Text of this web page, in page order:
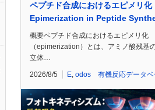
ペプチド合成におけるエピメリ化
Epimerization in Peptide
概要ペプチド合成におけるエピメリ化
（epimerization）とは、アミノ酸残基
立体…
2026/8/5 E, odos 有機反応データベ